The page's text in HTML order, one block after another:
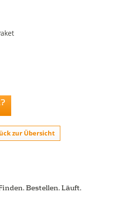
zur Übersicht
Bestellen. Läuft.